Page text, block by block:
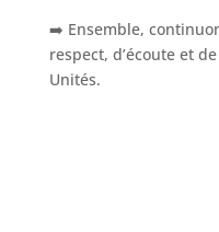
➡️ Ensemble,
respect, d’écoute et
Unités.